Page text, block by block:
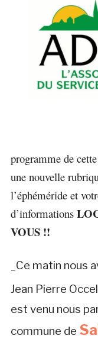
programme de
une nouvelle
l’éphéméride et
d’informations
VOUS !!
Ce matin nous
Jean Pierre
est venu nous
commune de